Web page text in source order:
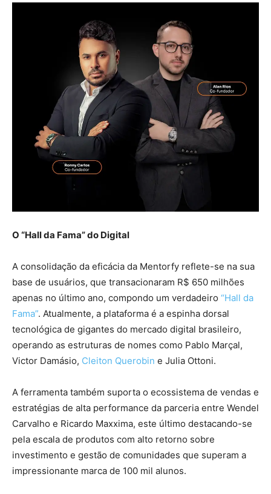
O “Hall da Fama” do Digital
A consolidação da eficácia da Mentorfy reflete-se na sua
base de usuários, que transacionaram R$ 650 milhões
apenas no último ano, compondo um verdadeiro “Hall da
Fama”. Atualmente, a plataforma é a espinha dorsal
tecnológica de gigantes do mercado digital brasileiro,
operando as estruturas de nomes como Pablo Marçal,
Victor Damásio, Cleiton Querobin e Julia Ottoni.
A ferramenta também suporta o ecossistema de vendas e
estratégias de alta performance da parceria entre Wendel
Carvalho e Ricardo Maxxima, este último destacando-se
pela escala de produtos com alto retorno sobre
investimento e gestão de comunidades que superam a
impressionante marca de 100 mil alunos.